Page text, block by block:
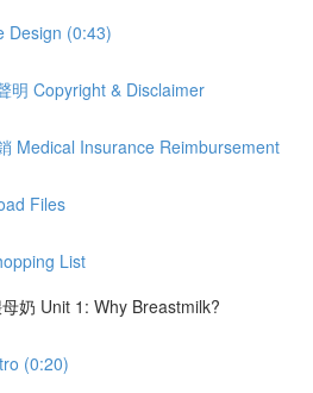
Design (0:43)
明 Copyright & Disclaimer
Medical Insurance Reimbursement
Files
List
奶 Unit 1: Why Breastmilk?
(0:20)